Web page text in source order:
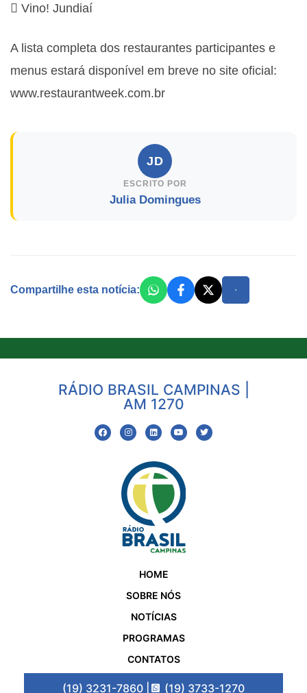
 Vino! Jundiaí
A lista completa dos restaurantes participantes e
menus estará disponível em breve no site oficial:
www.restaurantweek.com.br
JD
ESCRITO POR
Julia Domingues
Compartilhe esta notícia:
RÁDIO BRASIL CAMPINAS |
AM 1270
HOME
SOBRE NÓS
NOTÍCIAS
PROGRAMAS
CONTATOS
(19) 3231-7860 | (19) 3733-1270